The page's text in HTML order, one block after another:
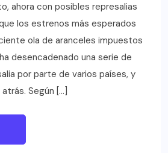
ahora con posibles represalias
los estrenos más esperados
ola de aranceles impuestos
desencadenado una serie de
por parte de varios países, y
Según […]